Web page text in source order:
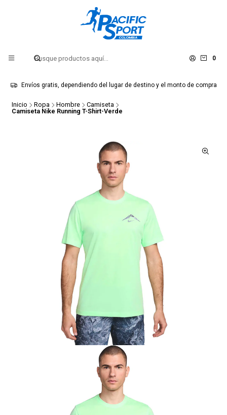
0
Envíos gratis, dependiendo del lugar de destino y el monto de compra
Inicio Ropa Hombre
Camiseta
Camiseta Nike Running T-Shirt-Verde